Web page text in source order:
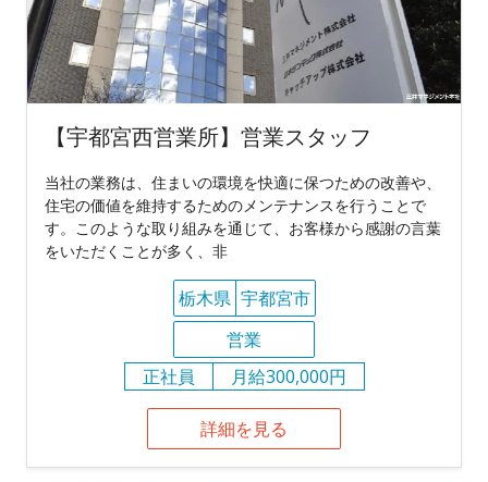
【宇都宮西営業所】営業スタッフ
当社の業務は、住まいの環境を快適に保つための改善や、
住宅の価値を維持するためのメンテナンスを行うことで
す。このような取り組みを通じて、お客様から感謝の言葉
をいただくことが多く、非
栃木県 宇都宮市
営業
正社員
月給300,000円
詳細を見る